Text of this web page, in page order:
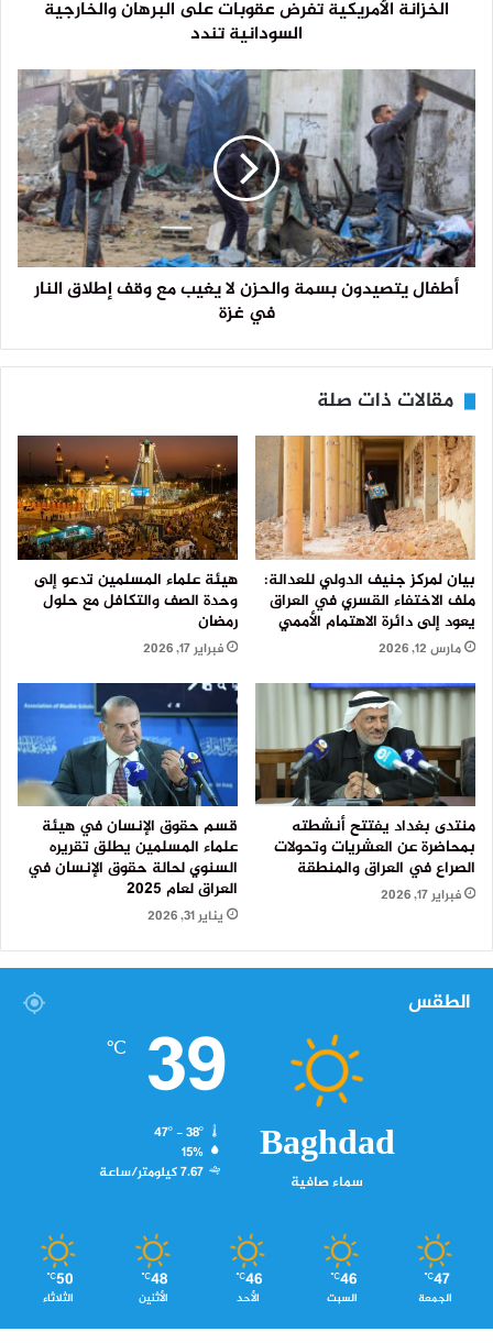
الخزانة الأمريكية تفرض عقوبات على البرهان والخارجية
السودانية تندد
أطفال يتصيدون بسمة والحزن لا يغيب مع وقف إطلاق النار
في غزة
مقالات ذات صلة
بيان لمركز جنيف الدولي للعدالة:
ملف الاختفاء القسري في العراق
يعود إلى دائرة الاهتمام الأممي
مارس 12, 2026
هيئة علماء المسلمين تدعو إلى
وحدة الصف والتكافل مع حلول
رمضان
فبراير 17, 2026
منتدى بغداد يفتتح أنشطته
بمحاضرة عن العشريات وتحولات
الصراع في العراق والمنطقة
فبراير 17, 2026
قسم حقوق الإنسان في هيئة
علماء المسلمين يطلق تقريره
السنوي لحالة حقوق الإنسان في
العراق لعام 2025
يناير 31, 2026
الطقس
Baghdad
سماء صافية
39
℃
47º - 38º
15%
7.67 كيلومتر/ساعة
47
℃
الجمعة
46
℃
السبت
46
℃
الأحد
48
℃
الأثنين
50
℃
الثلاثاء